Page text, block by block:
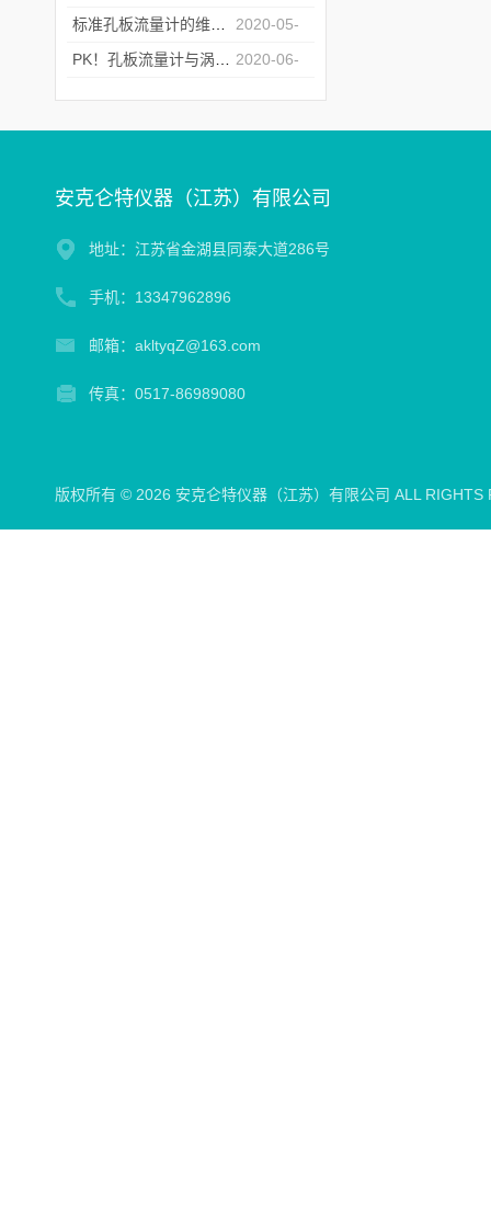
06
2020-05-
30
2020-06-
安克仑特仪器（江苏）有限公司
地址：江苏省金湖县同泰大道286号
手机：13347962896
邮箱：akltyqZ@163.com
传真：0517-86989080
版权所有 © 2026 安克仑特仪器（江苏）有限公司 ALL RIGHTS